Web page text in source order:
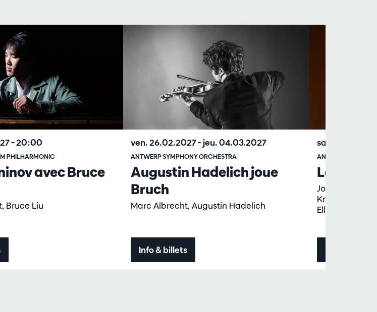
avec Bruce
Bruce Liu
PHILHARMONIC
– 20:00
Augustin Hadelich joue
Bruch
Marc Albrecht, Augustin Hadelich
ANTWERP SYMPHONY ORCHESTRA
ven. 26.02.2027-jeu. 04.03.2027
Info & billets
La
Johanna
Krimmel, Lore
Ellicott,
ANTWERP
sam.